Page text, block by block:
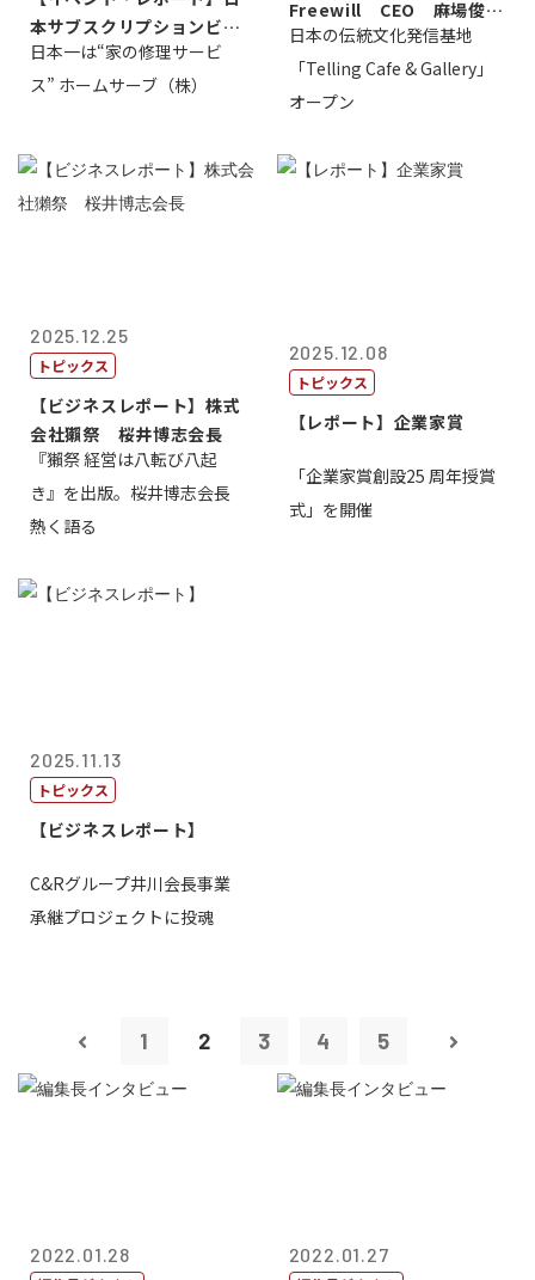
本サブスクリプションビジ
ネス大賞20...
日本一は“家の修理サービ
ス” ホームサーブ（株）
Freewill CEO 麻場俊行
氏
日本の伝統文化発信基地
「Telling Cafe & Gallery」
オープン
2025.12.25
トピックス
【ビジネスレポート】株式
会社獺祭 桜井博志会長
『獺祭 経営は八転び八起
き』を出版。桜井博志会長
熱く語る
2025.12.08
トピックス
【レポート】企業家賞
「企業家賞創設25 周年授賞
式」を開催
2025.11.13
トピックス
【ビジネスレポート】
C&Rグループ井川会長事業
承継プロジェクトに投魂
1 2 3 4 5
2022.01.28 2022.01.27